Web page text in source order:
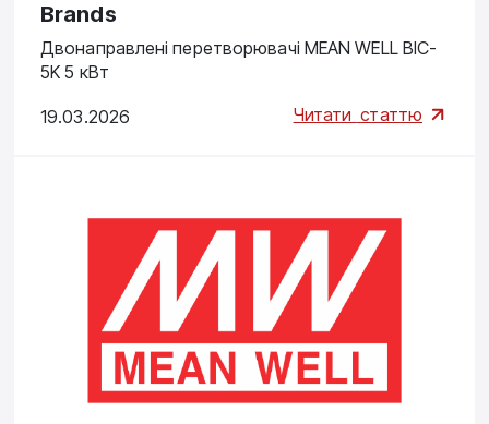
Brands
Двонаправлені перетворювачі MEAN WELL BIC-
5K 5 кВт
19.03.2026 Читати статтю